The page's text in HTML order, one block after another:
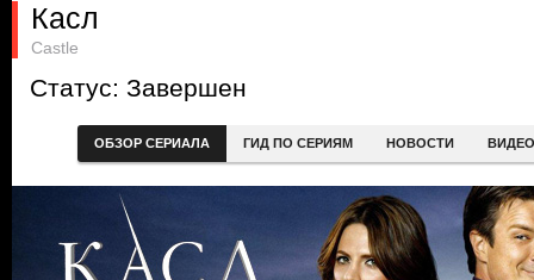
Касл
Castle
Статус: Завершен
ОБЗОР СЕРИАЛА ГИД ПО СЕРИЯМ НОВОСТИ ВИДЕО